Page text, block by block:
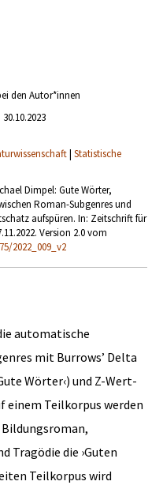
den Autor*innen
30.10.2023
Statistische
Dimpel: Gute Wörter,
Roman-Subgenres und
aufspüren. In: Zeitschrift für
Version 2.0 vom
2022_009_v2
automatische
mit Burrows’ Delta
Wörter‹) und Z-Wert-
einem Teilkorpus werden
Tragödie die ›Guten
Teilkorpus wird